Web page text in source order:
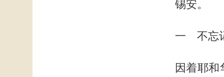
锡安。
一 不忘
因着耶和